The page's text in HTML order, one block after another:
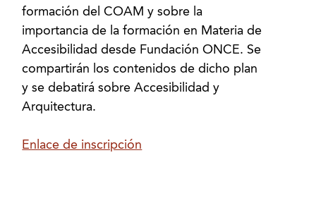
formación del COAM y sobre la
importancia de la formación en Materia de
Accesibilidad desde Fundación ONCE. Se
compartirán los contenidos de dicho plan
y se debatirá sobre Accesibilidad y
Arquitectura.
Enlace de inscripción